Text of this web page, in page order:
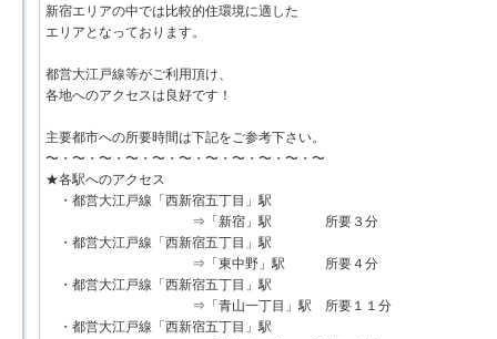
新宿エリアの中では比較的住環境に適した
エリアとなっております。
都営大江戸線等がご利用頂け、
各地へのアクセスは良好です！
主要都市への所要時間は下記をご参考下さい。
〜・〜・〜・〜・〜・〜・〜・〜・〜・〜・〜
★各駅へのアクセス
・都営大江戸線「西新宿五丁目」駅
⇒「新宿」駅 所要３分
・都営大江戸線「西新宿五丁目」駅
⇒「東中野」駅 所要４分
・都営大江戸線「西新宿五丁目」駅
⇒「青山一丁目」駅 所要１１分
・都営大江戸線「西新宿五丁目」駅